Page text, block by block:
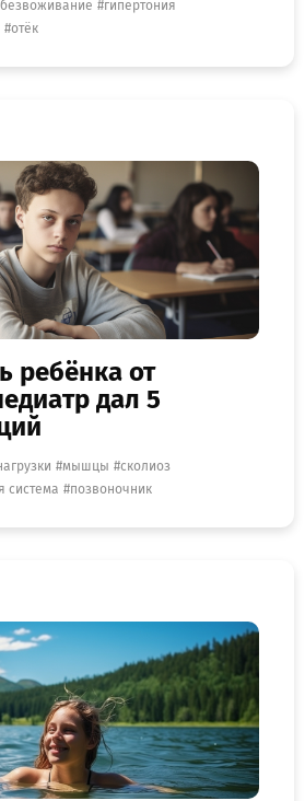
гипертония
отёк
ребёнка от
дал 5
мышцы
сколиоз
система
позвоночник